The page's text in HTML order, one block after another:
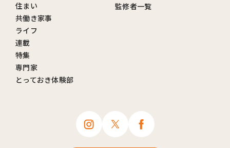
住まい
共働き家事
ライフ
連載
特集
専門家
とっておき体験部
監修者一覧